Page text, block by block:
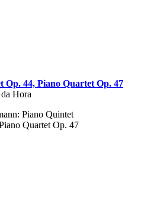
Op. 44, Piano Quartet Op. 47
Hora